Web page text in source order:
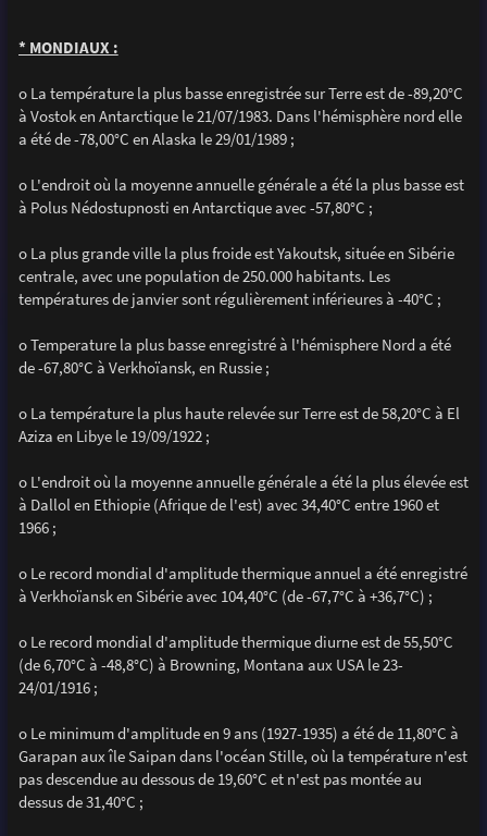
* MONDIAUX :
o La température la plus basse enregistrée sur Terre est de -89,20°C
à Vostok en Antarctique le 21/07/1983. Dans l'hémisphère nord elle
a été de -78,00°C en Alaska le 29/01/1989 ;
o L'endroit où la moyenne annuelle générale a été la plus basse est
à Polus Nédostupnosti en Antarctique avec -57,80°C ;
o La plus grande ville la plus froide est Yakoutsk, située en Sibérie
centrale, avec une population de 250.000 habitants. Les
températures de janvier sont régulièrement inférieures à -40°C ;
o Temperature la plus basse enregistré à l'hémisphere Nord a été
de -67,80°C à Verkhoïansk, en Russie ;
o La température la plus haute relevée sur Terre est de 58,20°C à El
Aziza en Libye le 19/09/1922 ;
o L'endroit où la moyenne annuelle générale a été la plus élevée est
à Dallol en Ethiopie (Afrique de l'est) avec 34,40°C entre 1960 et
1966 ;
o Le record mondial d'amplitude thermique annuel a été enregistré
à Verkhoïansk en Sibérie avec 104,40°C (de -67,7°C à +36,7°C) ;
o Le record mondial d'amplitude thermique diurne est de 55,50°C
(de 6,70°C à -48,8°C) à Browning, Montana aux USA le 23-
24/01/1916 ;
o Le minimum d'amplitude en 9 ans (1927-1935) a été de 11,80°C à
Garapan aux île Saipan dans l'océan Stille, où la température n'est
pas descendue au dessous de 19,60°C et n'est pas montée au
dessus de 31,40°C ;